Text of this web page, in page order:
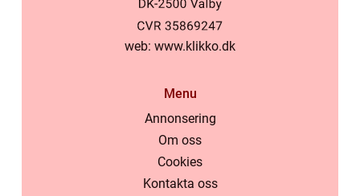
web: www.klikko.dk
Menu
Annonsering
Om oss
Cookies
Kontakta oss